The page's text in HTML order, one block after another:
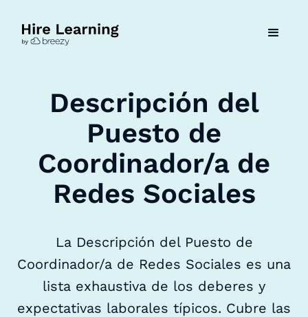
Descripción del
Puesto de
Coordinador/a de
Redes Sociales
La Descripción del Puesto de
Coordinador/a de Redes Sociales es una
lista exhaustiva de los deberes y
expectativas laborales típicos. Cubre las